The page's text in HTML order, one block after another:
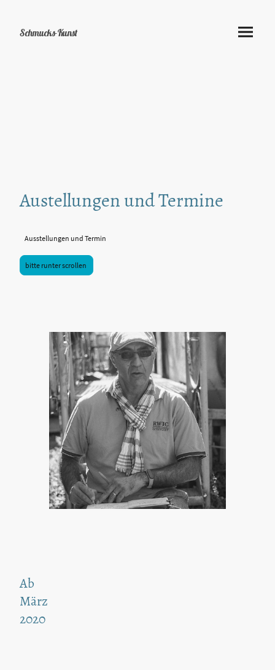
Schmucks-Kunst
Austellungen und Termine
Ausstellungen und Termin
bitte runter scrollen
Ab
März
2020